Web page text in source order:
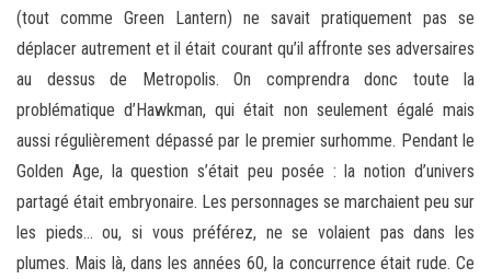
(tout comme Green Lantern) ne savait pratiquement pas se
déplacer autrement et il était courant qu’il affronte ses adversaires
au dessus de Metropolis. On comprendra donc toute la
problématique d’Hawkman, qui était non seulement égalé mais
aussi régulièrement dépassé par le premier surhomme. Pendant le
Golden Age, la question s’était peu posée : la notion d’univers
partagé était embryonaire. Les personnages se marchaient peu sur
les pieds… ou, si vous préférez, ne se volaient pas dans les
plumes. Mais là, dans les années 60, la concurrence était rude. Ce